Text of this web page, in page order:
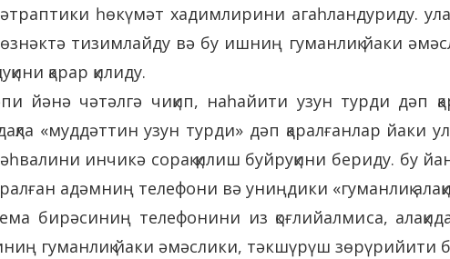
һөкүмәт хадимлирини агаһландуриду.
тизимлайду вә бу ишниң гуманлиқ йаки
қарар қилиду.
йәнә чәтәлгә чиқип, наһайити узун турди дәп
«муддәттин узун турди» дәп қаралғанлар йаки
инчикә сорақ қилиш буйруқини бериду. бу
адәмниң телефони вә униңдики «гуманлиқ
бирәсиниң телефонини из қоғлийалмиса,
гуманлиқ йаки әмәслики, тәкшүрүш зөрүрийити